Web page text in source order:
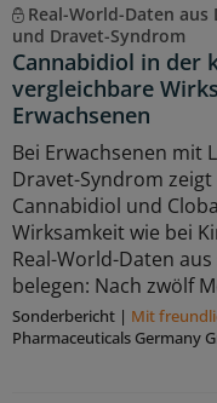
Real-World-Daten
und Dravet-Syndrom
Cannabidiol in der
vergleichbare
Erwachsenen
Bei Erwachsenen mit
Dravet-Syndrom
Cannabidiol und
Wirksamkeit wie bei
Real-World-Daten
belegen: Nach zwölf
Sonderbericht | Mit
Pharmaceuticals Germany